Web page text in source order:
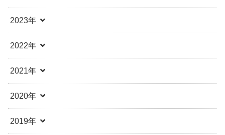
2023年
2022年
2021年
2020年
2019年